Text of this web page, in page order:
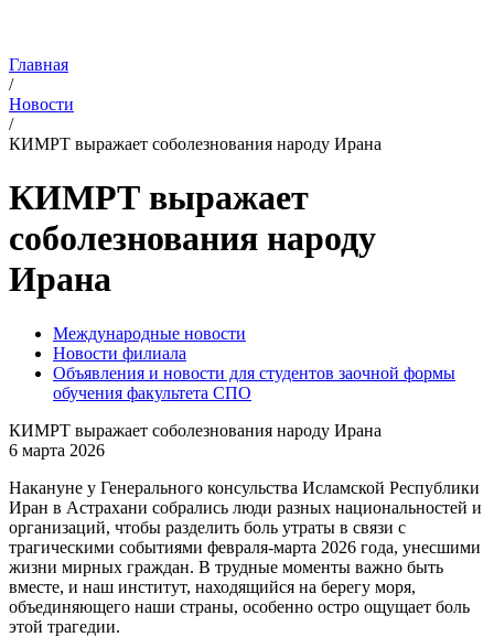
Главная
/
Новости
/
КИМРТ выражает соболезнования народу Ирана
КИМРТ выражает
соболезнования народу
Ирана
Международные новости
Новости филиала
Объявления и новости для студентов заочной формы
обучения факультета СПО
КИМРТ выражает соболезнования народу Ирана
6 марта 2026
Накануне у Генерального консульства Исламской Республики
Иран в Астрахани собрались люди разных национальностей и
организаций, чтобы разделить боль утраты в связи с
трагическими событиями февраля-марта 2026 года, унесшими
жизни мирных граждан. В трудные моменты важно быть
вместе, и наш институт, находящийся на берегу моря,
объединяющего наши страны, особенно остро ощущает боль
этой трагедии.